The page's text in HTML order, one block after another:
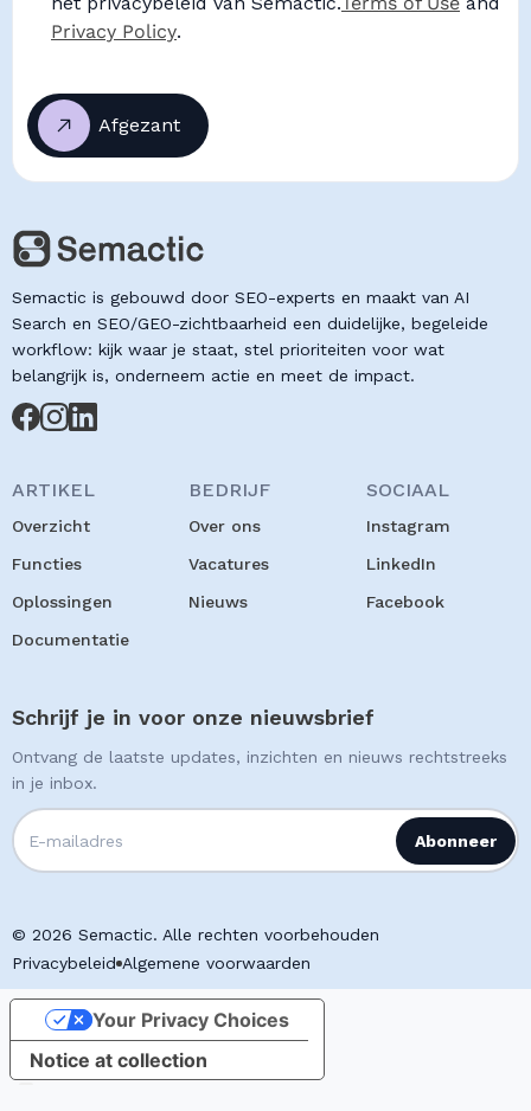
Privacy Policy.
Semactic is gebouwd door SEO-experts en maakt van AI
Search en SEO/GEO-zichtbaarheid een duidelijke, begeleide
workflow: kijk waar je staat, stel prioriteiten voor wat
belangrijk is, onderneem actie en meet de impact.
ARTIKEL
Overzicht
Functies
Oplossingen
Documentatie
BEDRIJF
Over ons
Vacatures
Nieuws
SOCIAAL
Instagram
LinkedIn
Facebook
Schrijf je in voor onze nieuwsbrief
Ontvang de laatste updates, inzichten en nieuws rechtstreeks
in je inbox.
© 2026 Semactic. Alle rechten voorbehouden
Privacybeleid Algemene voorwaarden
Notice at collection
Your Privacy Choices